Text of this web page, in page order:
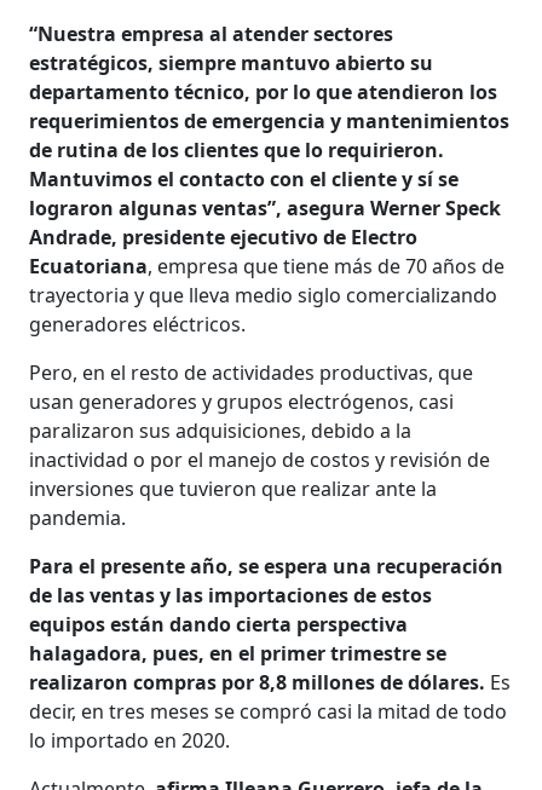
“Nuestra empresa al atender sectores
estratégicos, siempre mantuvo abierto su
departamento técnico, por lo que atendieron los
requerimientos de emergencia y mantenimientos
de rutina de los clientes que lo requirieron.
Mantuvimos el contacto con el cliente y sí se
lograron algunas ventas”, asegura Werner Speck
Andrade, presidente ejecutivo de Electro
Ecuatoriana, empresa que tiene más de 70 años de
trayectoria y que lleva medio siglo comercializando
generadores eléctricos.
Pero, en el resto de actividades productivas, que
usan generadores y grupos electrógenos, casi
paralizaron sus adquisiciones, debido a la
inactividad o por el manejo de costos y revisión de
inversiones que tuvieron que realizar ante la
pandemia.
Para el presente año, se espera una recuperación
de las ventas y las importaciones de estos
equipos están dando cierta perspectiva
halagadora, pues, en el primer trimestre se
realizaron compras por 8,8 millones de dólares. Es
decir, en tres meses se compró casi la mitad de todo
lo importado en 2020.